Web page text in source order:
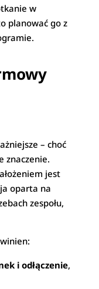
w
planować go z
– choć
znaczenie.
jest
oparta na
zespołu,
i odłączenie,